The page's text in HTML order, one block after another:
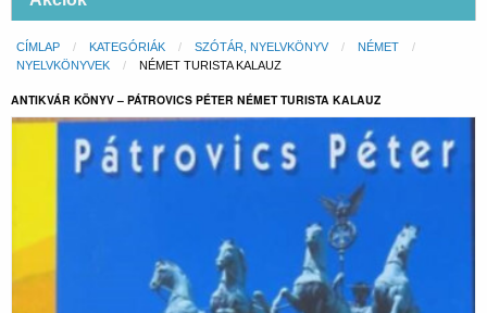
Morzsa
CÍMLAP KATEGÓRIÁK SZÓTÁR, NYELVKÖNYV
NÉMET
NYELVKÖNYVEK
CURRENT:
NÉMET TURISTA KALAUZ
ANTIKVÁR KÖNYV – PÁTROVICS PÉTER NÉMET TURISTA KALAUZ